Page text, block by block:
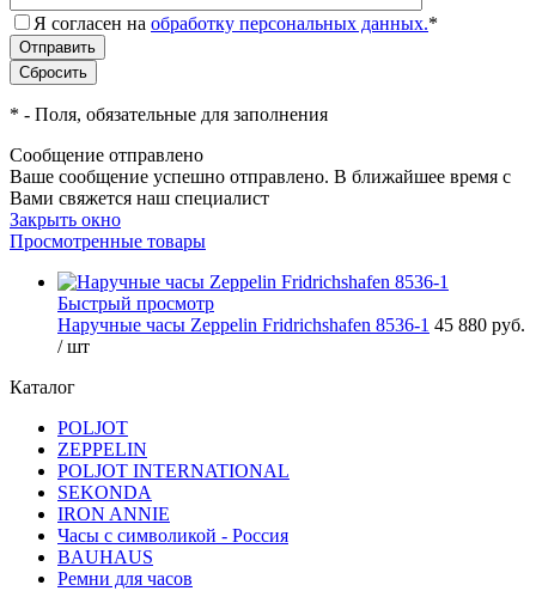
Я согласен на обработку персональных данных.*
* - Поля, обязательные для заполнения
Сообщение отправлено
Ваше сообщение успешно отправлено. В ближайшее время с
Вами свяжется наш специалист
Закрыть окно
Просмотренные товары
Быстрый просмотр
Наручные часы Zeppelin Fridrichshafen 8536-1 45 880 руб.
/ шт
Каталог
POLJOT
ZEPPELIN
POLJOT INTERNATIONAL
SEKONDA
IRON ANNIE
Часы с символикой - Россия
BAUHAUS
Ремни для часов